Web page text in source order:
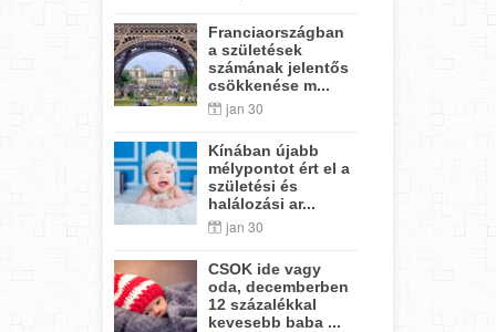
Franciaországban
a születések
számának jelentős
csökkenése m...
jan 30
Kínában újabb
mélypontot ért el a
születési és
halálozási ar...
jan 30
CSOK ide vagy
oda, decemberben
12 százalékkal
kevesebb baba ...